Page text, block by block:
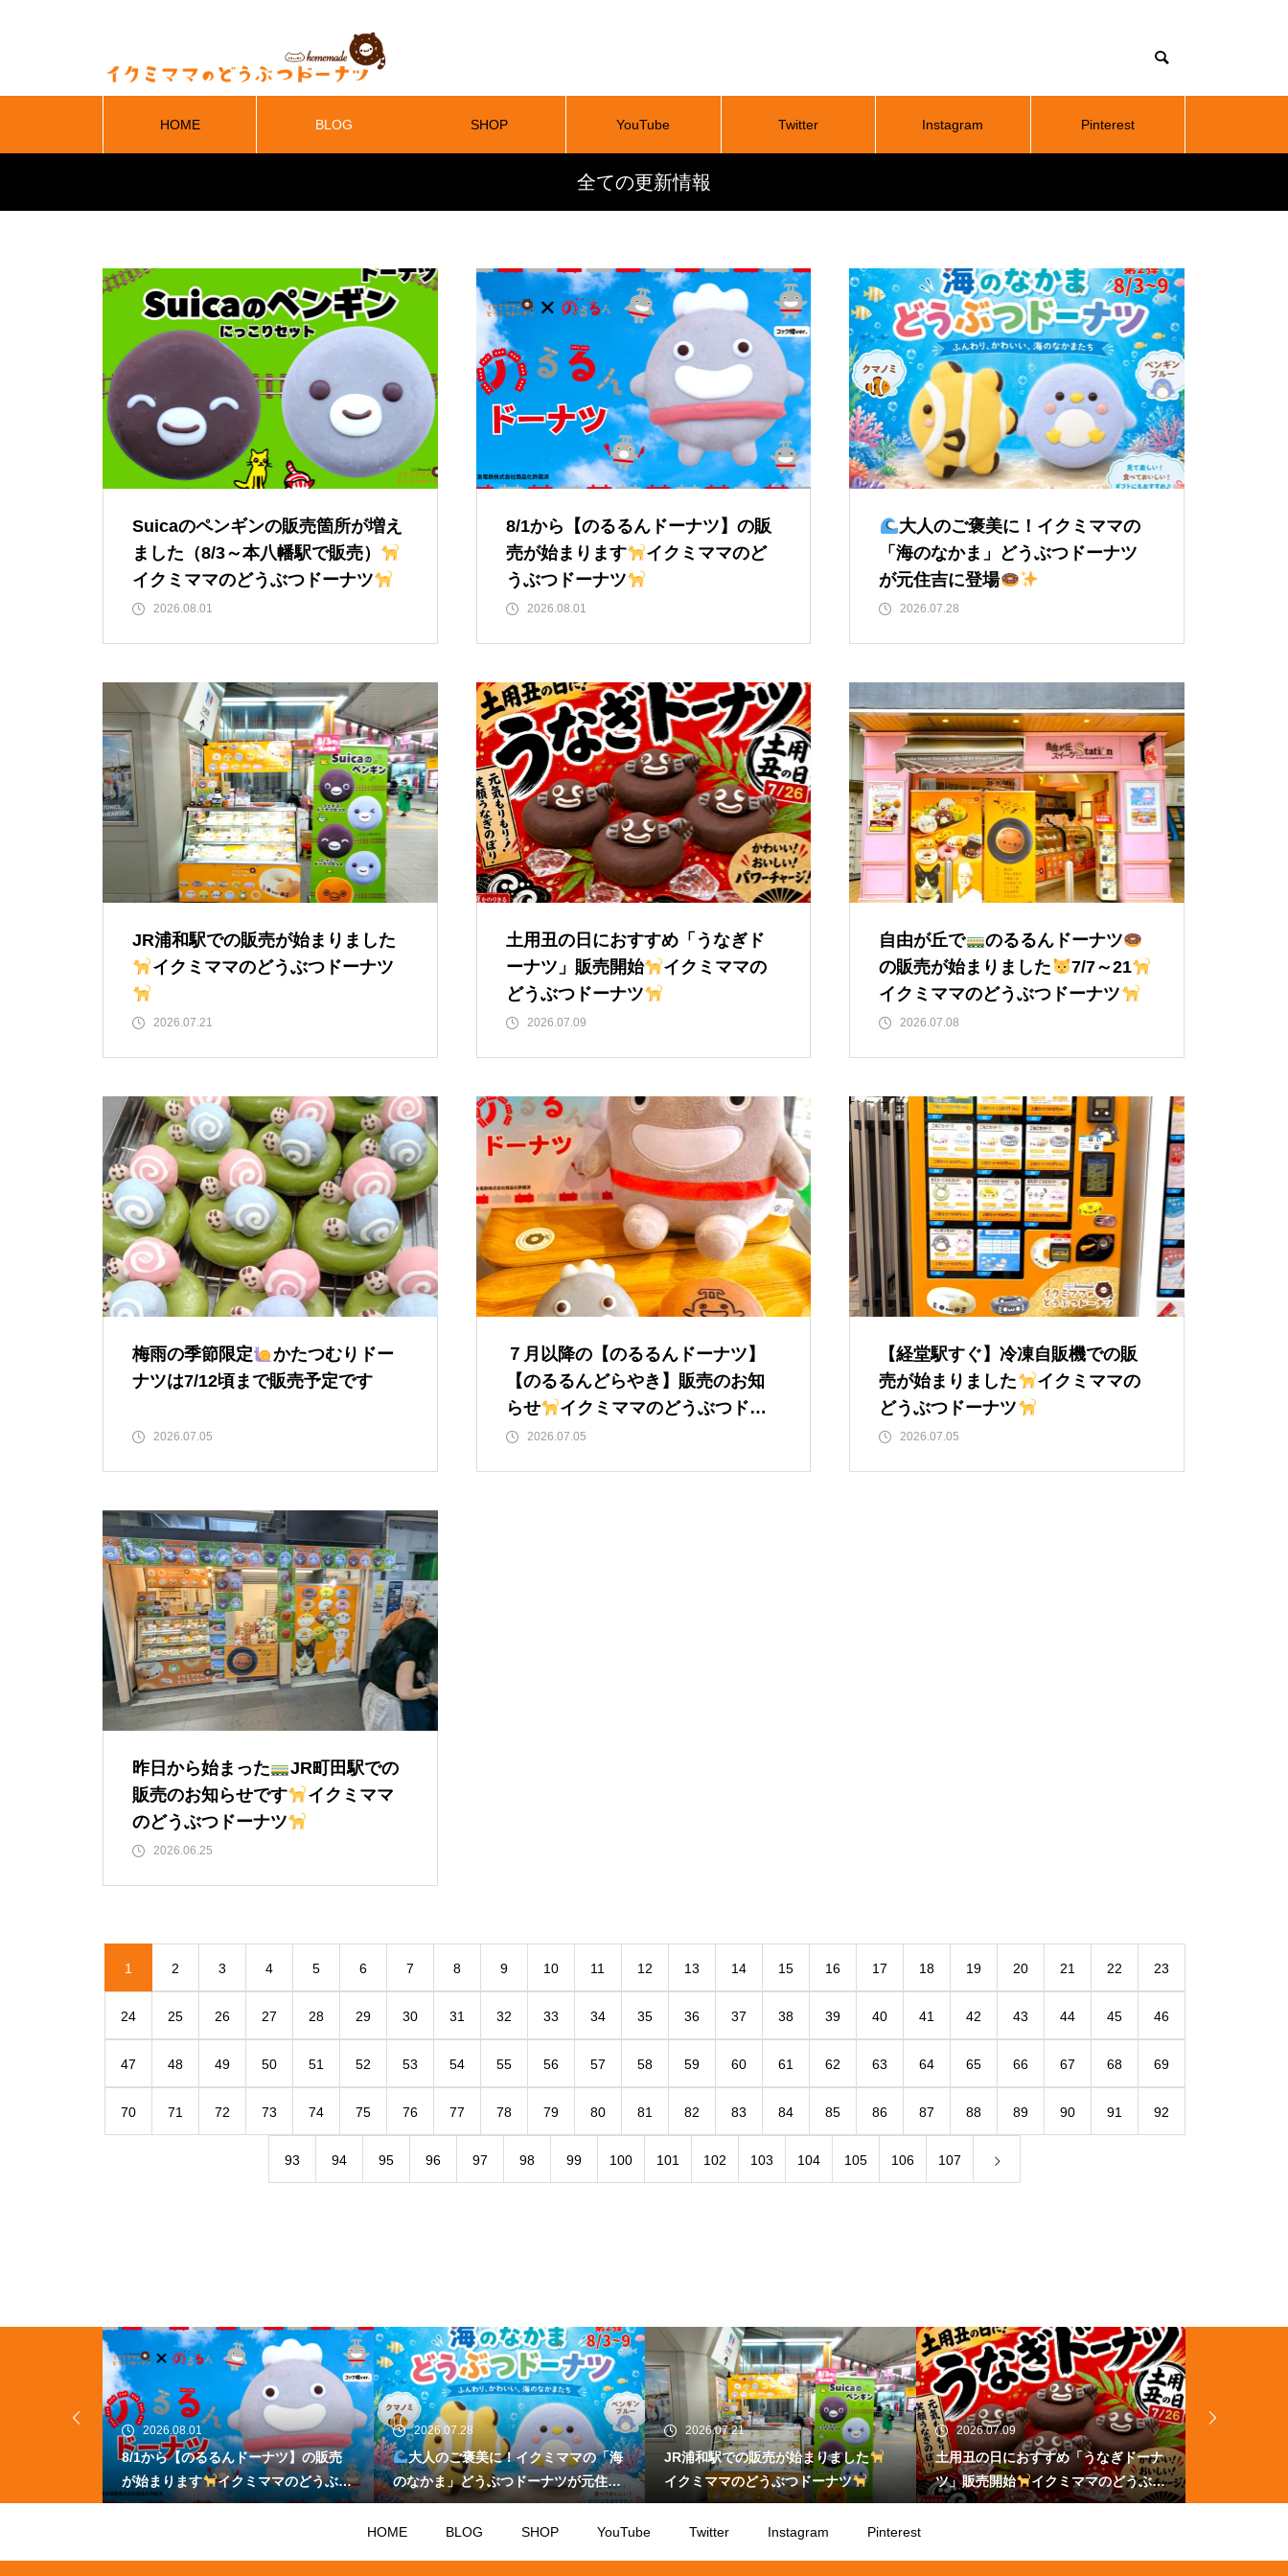
HOME BLOG SHOP YouTube Twitter Instagram Pinterest
全ての更新情報
Suicaのペンギンの販売箇所が増え
ました（8/3～本八幡駅で販売）
イクミママのどうぶつドーナツ
2026.08.01
8/1から【のるるんドーナツ】の販
売が始まります
イクミママのど
うぶつドーナツ
2026.08.01
大人のご褒美に！イクミママの
「海のなかま」どうぶつドーナツ
が元住吉に登場
2026.07.28
JR浦和駅での販売が始まりました
イクミママのどうぶつドーナツ
2026.07.21
土用丑の日におすすめ「うなぎド
ーナツ」販売開始
イクミママの
どうぶつドーナツ
2026.07.09
自由が丘で
のるるんドーナツ
の販売が始まりました
7/7～21
イクミママのどうぶつドーナツ
2026.07.08
梅雨の季節限定
かたつむりドー
ナツは7/12頃まで販売予定です
2026.07.05
７月以降の【のるるんドーナツ】
【のるるんどらやき】販売のお知
らせ
イクミママのどうぶつドー
ナツ2026.07.05
【経堂駅すぐ】冷凍自販機での販
売が始まりました
イクミママの
どうぶつドーナツ
2026.07.05
昨日から始まった
JR町田駅での
販売のお知らせです
イクミママ
のどうぶつドーナツ
2026.06.25
1 2 3 4 5 6 7 8 9 10 11 12 13 14 15 16 17 18 19 20 21 22 23
24 25 26 27 28 29 30 31 32 33 34 35 36 37 38 39 40 41 42 43 44 45 46
47 48 49 50 51 52 53 54 55 56 57 58 59 60 61 62 63 64 65 66 67 68 69
70 71 72 73 74 75 76 77 78 79 80 81 82 83 84 85 86 87 88 89 90 91 92
93 94 95 96 97 98 99 100 101 102 103 104 105 106 107
2026.08.01
8/1から【のるるんドーナツ】の販売
が始まります
イクミママのどうぶつ
ドーナツ
2026.07.28
大人のご褒美に！イクミママの「海
のなかま」どうぶつドーナツが元住吉
に登場
2026.07.21
JR浦和駅での販売が始まりました
イクミママのどうぶつドーナツ
2026.07.09
土用丑の日におすすめ「うなぎドーナ
ツ」販売開始
イクミママのどうぶつ
ドーナツ
ママのどう
HOME
BLOG SHOP YouTube Twitter Instagram Pinterest